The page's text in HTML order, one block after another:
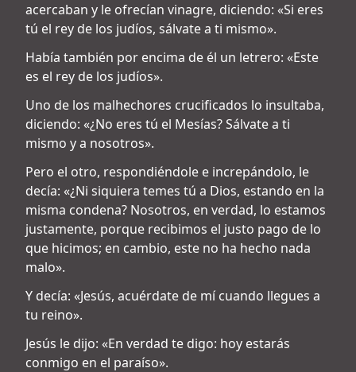
acercaban y le ofrecían vinagre, diciendo: «Si eres
tú el rey de los judíos, sálvate a ti mismo».
Había también por encima de él un letrero: «Este
es el rey de los judíos».
Uno de los malhechores crucificados lo insultaba,
diciendo: «¿No eres tú el Mesías? Sálvate a ti
mismo y a nosotros».
Pero el otro, respondiéndole e increpándolo, le
decía: «¿Ni siquiera temes tú a Dios, estando en la
misma condena? Nosotros, en verdad, lo estamos
justamente, porque recibimos el justo pago de lo
que hicimos; en cambio, este no ha hecho nada
malo».
Y decía: «Jesús, acuérdate de mí cuando llegues a
tu reino».
Jesús le dijo: «En verdad te digo: hoy estarás
conmigo en el paraíso».